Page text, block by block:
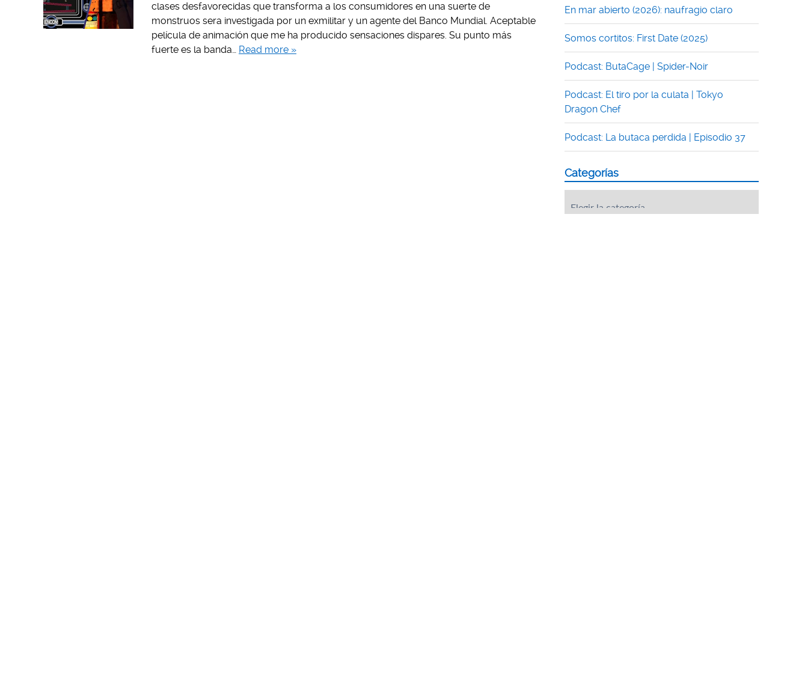
clases desfavorecidas que transforma a los consumidores en una suerte de
monstruos sera investigada por un exmilitar y un agente del Banco Mundial. Aceptable
película de animación que me ha producido sensaciones dispares. Su punto más
fuerte es la banda… Read more »
En mar abierto (2026): naufragio claro
Somos cortitos: First Date (2025)
Podcast: ButaCage | Spider-Noir
Podcast: El tiro por la culata | Tokyo
Dragon Chef
Podcast: La butaca perdida | Episodio 37
Categorías